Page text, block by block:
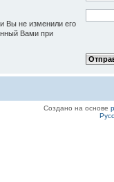
Вы не изменили его
Вами при
Создано на основе